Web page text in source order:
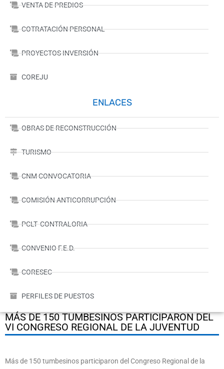
VENTA DE PREDIOS
COTRATACIÓN PERSONAL
PROYECTOS INVERSIÓN
COREJU
ENLACES
OBRAS DE RECONSTRUCCIÓN
TURISMO
CNM CONVOCATORIA
COMISIÓN ANTICORRUPCIÓN
PCLT- CONTRALORIA
CONVENIO F.E.D.
CORESEC
PERFILES DE PUESTOS
MÁS DE 150 TUMBESINOS PARTICIPARON DEL
VI CONGRESO REGIONAL DE LA JUVENTUD
Más de 150 tumbesinos participaron del Congreso Regional de la